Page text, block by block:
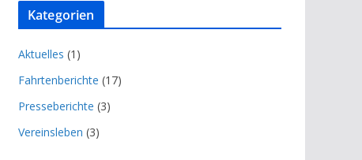
Kategorien
Aktuelles (1)
Fahrtenberichte (17)
Presseberichte (3)
Vereinsleben (3)